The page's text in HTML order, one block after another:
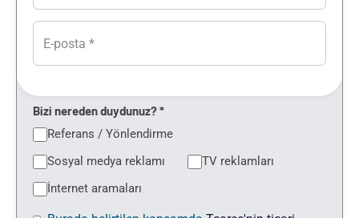
Bizi nereden duydunuz? *
Referans / Yönlendirme
Sosyal medya reklamı
TV reklamları
İnternet aramaları